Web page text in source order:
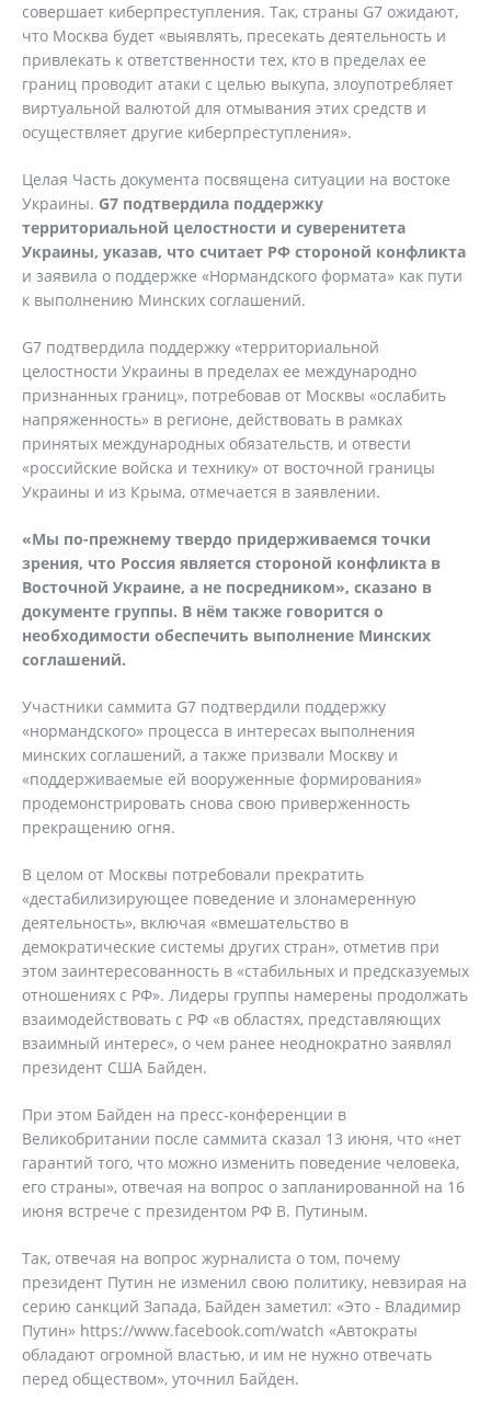
совершает киберпреступления. Так, страны G7 ожидают,
что Москва будет «выявлять, пресекать деятельность и
привлекать к ответственности тех, кто в пределах ее
границ проводит атаки с целью выкупа, злоупотребляет
виртуальной валютой для отмывания этих средств и
осуществляет другие киберпреступления».
Целая Часть документа посвящена ситуации на востоке
Украины. G7 подтвердила поддержку
территориальной целостности и суверенитета
Украины, указав, что считает РФ стороной конфликта
и заявила о поддержке «Нормандского формата» как пути
к выполнению Минских соглашений.
G7 подтвердила поддержку «территориальной
целостности Украины в пределах ее международно
признанных границ», потребовав от Москвы «ослабить
напряженность» в регионе, действовать в рамках
принятых международных обязательств, и отвести
«российские войска и технику» от восточной границы
Украины и из Крыма, отмечается в заявлении.
«Мы по-прежнему твердо придерживаемся точки
зрения, что Россия является стороной конфликта в
Восточной Украине, а не посредником», сказано в
документе группы. В нём также говорится о
необходимости обеспечить выполнение Минских
соглашений.
Участники саммита G7 подтвердили поддержку
«нормандского» процесса в интересах выполнения
минских соглашений, а также призвали Москву и
«поддерживаемые ей вооруженные формирования»
продемонстрировать снова cвою приверженность
прекращению огня.
В целом от Москвы потребовали прекратить
«дестабилизирующее поведение и злонамеренную
деятельность», включая «вмешательство в
демократические системы других стран», отметив при
этом заинтересованность в «стабильных и предсказуемых
отношениях с РФ». Лидеры группы намерены продолжать
взаимодействовать с РФ «в областях, представляющих
взаимный интерес», о чем ранее неоднократно заявлял
президент США Байден.
При этом Байден на пресс-конференции в
Великобритании после саммита сказал 13 июня, что «нет
гарантий того, что можно изменить поведение человека,
его страны», отвечая на вопрос о запланированной на 16
июня встрече с президентом РФ В. Путиным.
Так, отвечая на вопрос журналиста о том, почему
президент Путин не изменил свою политику, невзирая на
серию санкций Запада, Байден заметил: «Это - Владимир
Путин» https://www.facebook.com/watch «Автократы
обладают огромной властью, и им не нужно отвечать
перед обществом», уточнил Байден.